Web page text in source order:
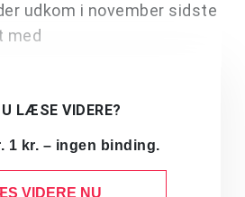
udkom i november sidste
med
LÆSE VIDERE?
1 kr. – ingen binding.
VIDERE NU